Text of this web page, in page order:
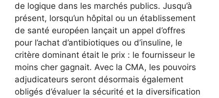
de logique dans les marchés publics. Jusqu’à
présent, lorsqu’un hôpital ou un établissement
de santé européen lançait un appel d’offres
pour l’achat d’antibiotiques ou d’insuline, le
critère dominant était le prix : le fournisseur le
moins cher gagnait. Avec la CMA, les pouvoirs
adjudicateurs seront désormais également
obligés d’évaluer la sécurité et la diversification